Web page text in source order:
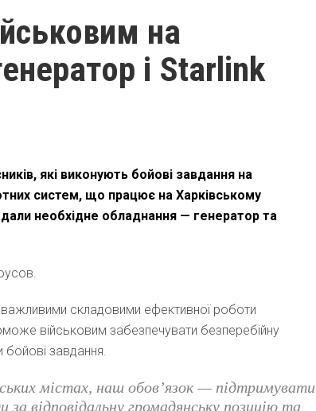
на
і Starlink
які виконують бойові завдання на
систем, що працює на Харківському
необхідне обладнання — генератор та
складовими ефективної роботи
військовим забезпечувати безперебійну
бойові завдання.
містах, наш обов’язок — підтримувати
відповідальну громадянську позицію та